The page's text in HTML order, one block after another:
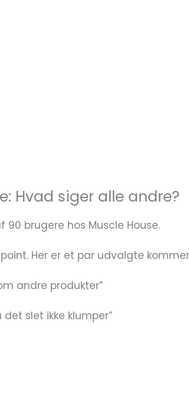
Hvad siger alle andre?
brugere hos Muscle House.
Her er et par udvalgte
andre produkter”
slet ikke klumper”